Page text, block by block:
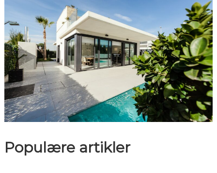
n
a
v
i
g
a
t
Populære artikler